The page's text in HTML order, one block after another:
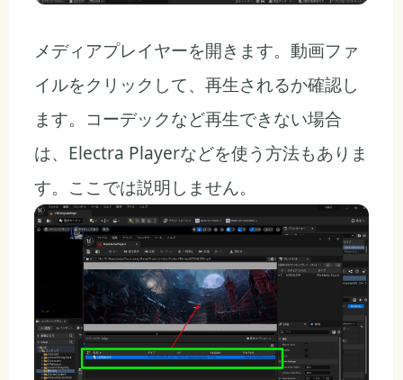
メディアプレイヤーを開きます。動画ファ
イルをクリックして、再生されるか確認し
ます。コーデックなど再生できない場合
は、Electra Playerなどを使う方法もありま
す。ここでは説明しません。